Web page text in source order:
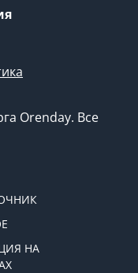
Orenday. Все
НА